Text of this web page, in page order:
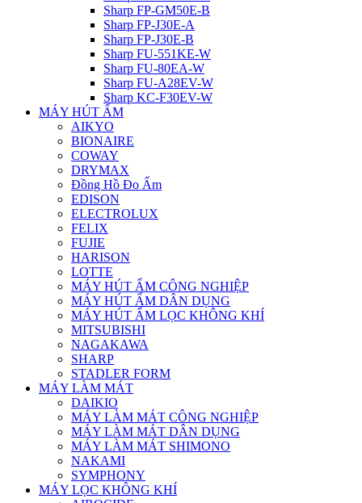
Sharp FP-GM50E-B
Sharp FP-J30E-A
Sharp FP-J30E-B
Sharp FU-551KE-W
Sharp FU-80EA-W
Sharp FU-A28EV-W
Sharp KC-F30EV-W
MÁY HÚT ẨM
AIKYO
BIONAIRE
COWAY
DRYMAX
Đồng Hồ Đo Ẩm
EDISON
ELECTROLUX
FELIX
FUJIE
HARISON
LOTTE
MÁY HÚT ẨM CÔNG NGHIỆP
MÁY HÚT ẨM DÂN DỤNG
MÁY HÚT ẨM LỌC KHÔNG KHÍ
MITSUBISHI
NAGAKAWA
SHARP
STADLER FORM
MÁY LÀM MÁT
DAIKIO
MÁY LÀM MÁT CÔNG NGHIỆP
MÁY LÀM MÁT DÂN DỤNG
MÁY LÀM MÁT SHIMONO
NAKAMI
SYMPHONY
MÁY LỌC KHÔNG KHÍ